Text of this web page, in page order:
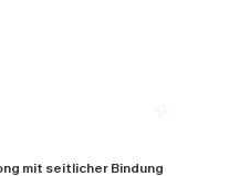
mit seitlicher Bindung